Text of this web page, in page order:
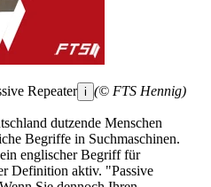
Repeater i (© FTS Hennig)
dutzende Menschen
Begriffe in Suchmaschinen.
englischer Begriff für
Definition aktiv. "Passive